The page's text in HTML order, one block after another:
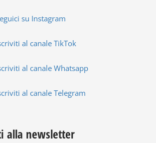
su Instagram
al canale TikTok
al canale Whatsapp
al canale Telegram
alla newsletter